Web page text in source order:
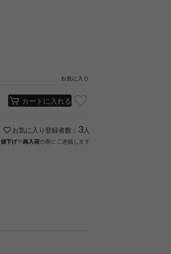
お気に入り
カートに入れる
お気に入り登録者数： 3 人
値下げや再入荷の際にご連絡します